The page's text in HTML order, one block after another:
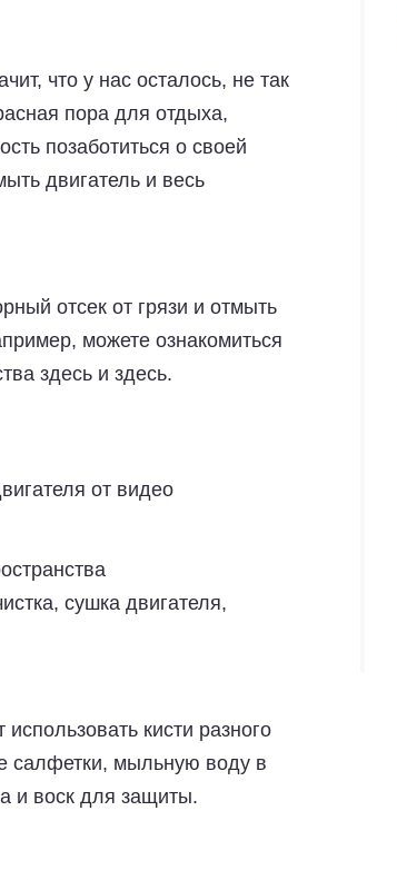
что у нас осталось, не так
пора для отдыха,
позаботиться о своей
двигатель и весь
отсек от грязи и отмыть
можете ознакомиться
здесь и здесь.
от видео
сушка двигателя,
кисти разного
салфетки, мыльную воду в
и воск для защиты.